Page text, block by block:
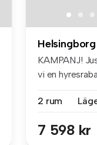
Helsingborg
KAMPANJ!
vi en
2 rum
7 598 kr